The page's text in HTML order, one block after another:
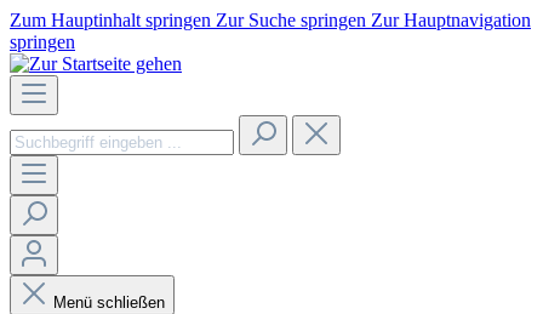
Zum Hauptinhalt springen Zur Suche springen Zur Hauptnavigation
springen
Menü schließen